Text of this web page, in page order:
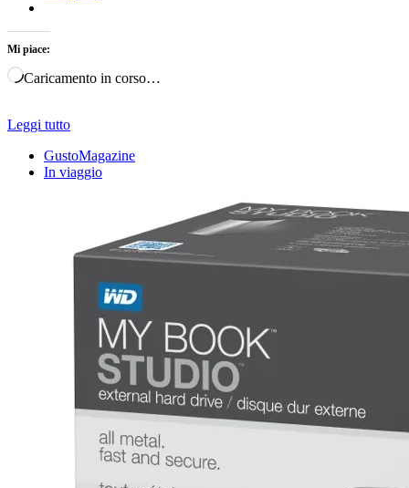
Mi piace:
Caricamento in corso…
Leggi tutto
GustoMagazine
In viaggio